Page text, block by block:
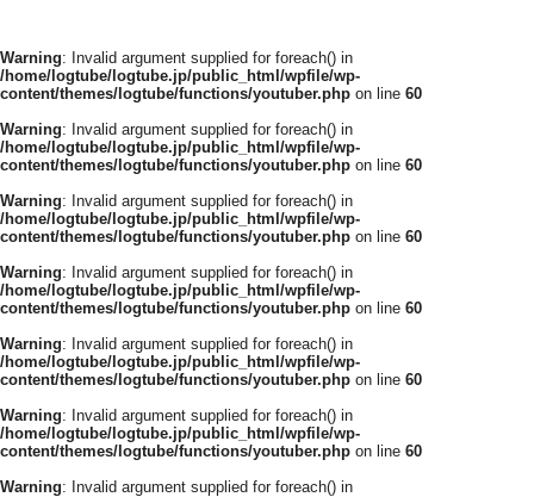
Warning: Invalid argument supplied for foreach() in
/home/logtube/logtube.jp/public_html/wpfile/wp-
content/themes/logtube/functions/youtuber.php on line 60
Warning: Invalid argument supplied for foreach() in
/home/logtube/logtube.jp/public_html/wpfile/wp-
content/themes/logtube/functions/youtuber.php on line 60
Warning: Invalid argument supplied for foreach() in
/home/logtube/logtube.jp/public_html/wpfile/wp-
content/themes/logtube/functions/youtuber.php on line 60
Warning: Invalid argument supplied for foreach() in
/home/logtube/logtube.jp/public_html/wpfile/wp-
content/themes/logtube/functions/youtuber.php on line 60
Warning: Invalid argument supplied for foreach() in
/home/logtube/logtube.jp/public_html/wpfile/wp-
content/themes/logtube/functions/youtuber.php on line 60
Warning: Invalid argument supplied for foreach() in
/home/logtube/logtube.jp/public_html/wpfile/wp-
content/themes/logtube/functions/youtuber.php on line 60
Warning: Invalid argument supplied for foreach() in